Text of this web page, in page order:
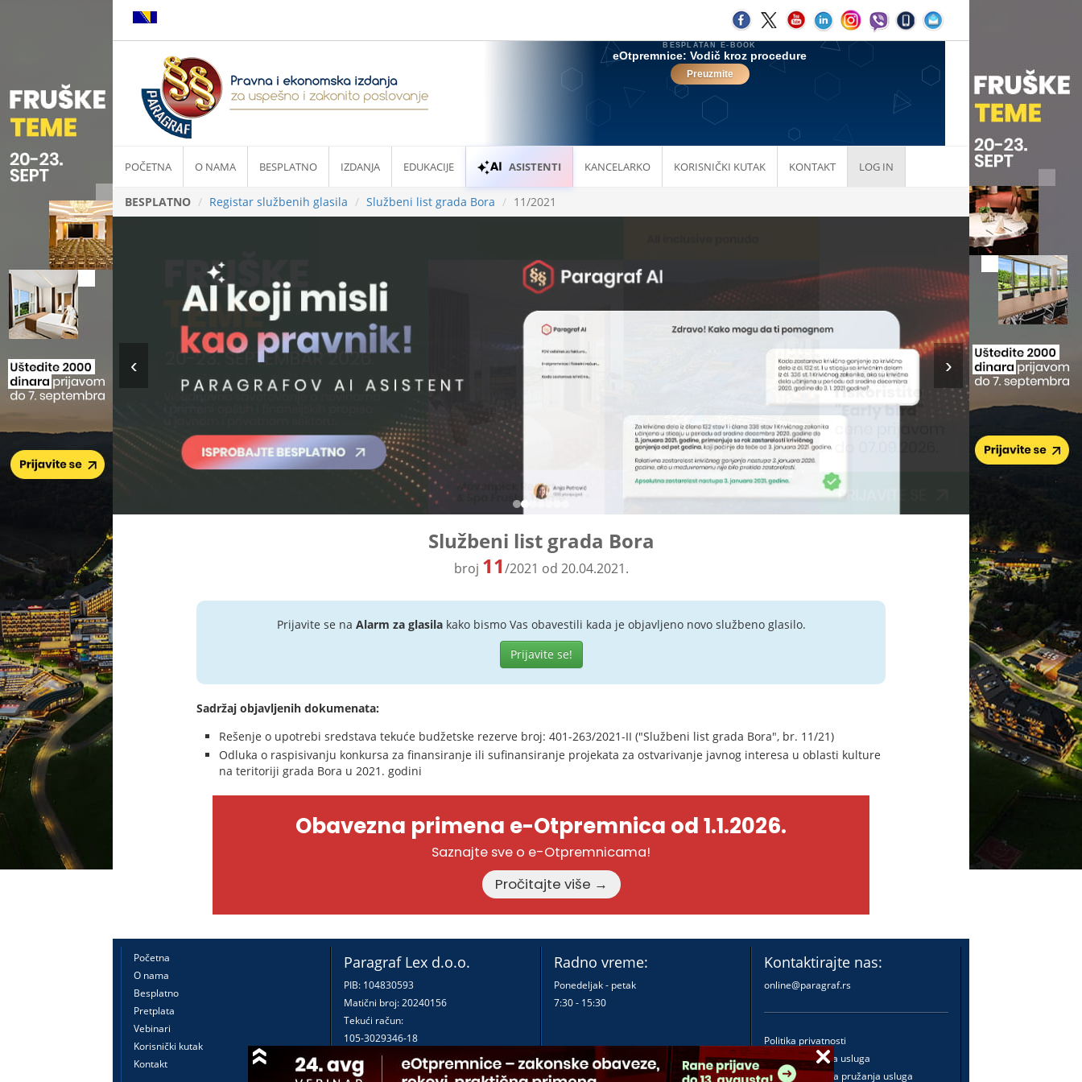
POČETNA O NAMA BESPLATNO IZDANJA EDUKACIJE ASISTENTI KANCELARKO KORISNIČKI KUTAK KONTAKT LOG IN
BESPLATNO Registar službenih glasila Službeni list grada Bora 11/2021
Službeni list grada Bora
broj 11/2021 od 20.04.2021.
Prijavite se na Alarm za glasilakako bismo Vas obavestili kada je objavljeno novo službeno glasilo.
Prijavite se!
Sadržaj objavljenih dokumenata:
Rešenje o upotrebi sredstava tekuće budžetske rezerve broj: 401-263/2021-II ("Službeni list grada Bora", br. 11/21)
Odluka o raspisivanju konkursa za finansiranje ili sufinansiranje projekata za ostvarivanje javnog interesa u oblasti kulture
na teritoriji grada Bora u 2021. godini
Obavezna primena e-Otpremnica od 1.1.2026.
Saznajte sve o e-Otpremnicama!
Pročitajte više →
Početna
O nama
Besplatno
Pretplata
Vebinari
Korisnički kutak
Kontakt
Paragraf Lex d.o.o.
PIB: 104830593
Matični broj: 20240156
Tekući račun:
105-3029346-18
160-0000000380290-23
Radno vreme:
Ponedeljak - petak
7:30 - 15:30
Kontaktirajte nas:
online@paragraf.rs
Politika privatnosti
Politika pružanja usluga
Praktična pravila pružanja usluga